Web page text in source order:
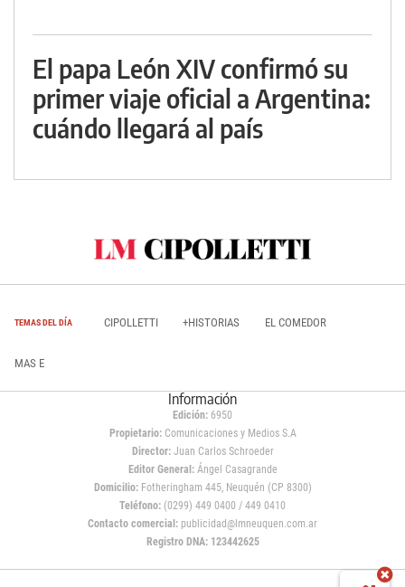
El papa León XIV confirmó su
primer viaje oficial a Argentina:
cuándo llegará al país
TEMAS DEL DÍA CIPOLLETTI +HISTORIAS EL COMEDOR
MAS E
Información
Edición: 6950
Propietario:Comunicaciones y Medios S.A
Director: Juan Carlos Schroeder
Editor General:Ángel Casagrande
Domicilio:Fotheringham 445, Neuquén (CP 8300)
Teléfono: (0299) 449 0400 / 449 0410
Contacto comercial: publicidad@lmneuquen.com.ar
Registro DNA: 123442625